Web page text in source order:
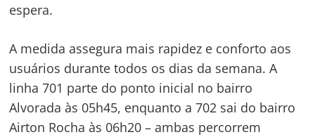
espera.
A medida assegura mais rapidez e conforto aos
usuários durante todos os dias da semana. A
linha 701 parte do ponto inicial no bairro
Alvorada às 05h45, enquanto a 702 sai do bairro
Airton Rocha às 06h20 – ambas percorrem